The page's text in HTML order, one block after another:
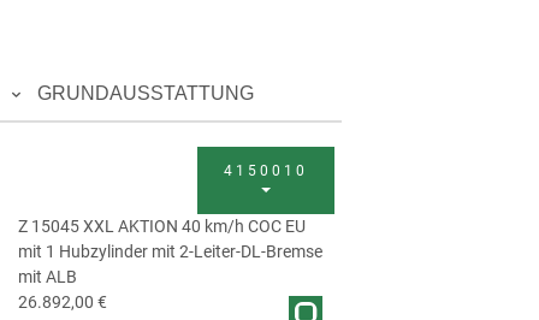
GRUNDAUSSTATTUNG
4150010
Z 15045 XXL AKTION 40 km/h COC EU
mit 1 Hubzylinder mit 2-Leiter-DL-Bremse
mit ALB
26.892,00 €